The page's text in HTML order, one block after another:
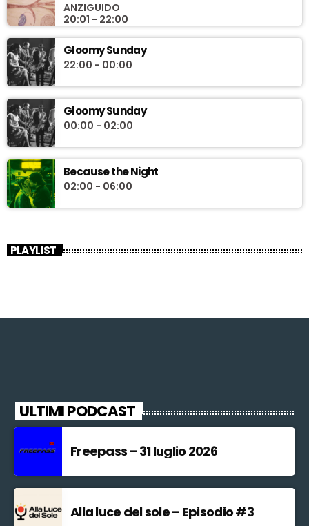
sempre aggiornate, tra ultime uscite e ristampe, nuove leve e
artisti di culto.
ANZIGUIDO
20:01 - 22:00
Gloomy Sunday
22:00 - 00:00
Gloomy Sunday
00:00 - 02:00
Because the Night
02:00 - 06:00
PLAYLIST
ULTIMI PODCAST
Freepass – 31 luglio 2026
Alla luce del sole – Episodio #3